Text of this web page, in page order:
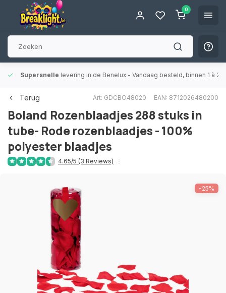
0
Supersnelle levering in de Benelux - Vandaag besteld, binnen 1 à 2
Terug Art: GDCBO48020 EAN: 8712026480200
Boland Rozenblaadjes 288 stuks in
tube- Rode rozenblaadjes - 100%
polyester blaadjes
4.65/5 (3 Reviews)
-25%